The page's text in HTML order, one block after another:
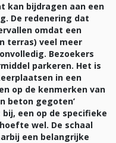
kan bijdragen aan een
De redenering dat
omdat een
terras) veel meer
Bezoekers
parkeren. Het is
in een
op de kenmerken van
beton gegoten’
een op de specifieke
wel. De schaal
een belangrijke